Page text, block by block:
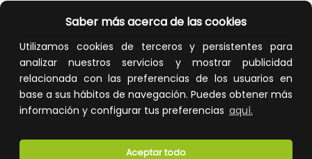
Saber más acerca de las cookies
Utilizamos cookies de terceros y persistentes para
analizar nuestros servicios y mostrar publicidad
relacionada con las preferencias de los usuarios en
base a sus hábitos de navegación. Puedes obtener más
información y configurar tus preferencias aquí.
Aceptar todo
Calidad y precio Descuentos
Devoluciones Pago seguro